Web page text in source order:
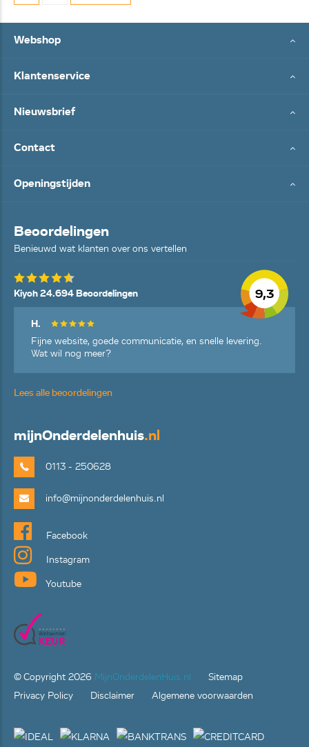
Webshop
Klantenservice
Nieuwsbrief
Contact
Openingstijden
Beoordelingen
Benieuwd wat klanten over ons vertellen
9,3
Kiyoh 24.694 Beoordelingen
H.
Fijne website, goede communicatie, en snelle levering.
Wat wil nog meer?
Lees alle beoordelingen
mijnOnderdelenhuis.nl
0113 - 250628
info@mijnonderdelenhuis.nl
Facebook
Instagram
Youtube
© Copyright 2026 MijnOnderdelenHuis.nl
Sitemap
Privacy Policy
Disclaimer Algemene voorwaarden